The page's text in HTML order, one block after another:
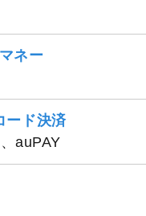
ネー
ード決済
auPAY